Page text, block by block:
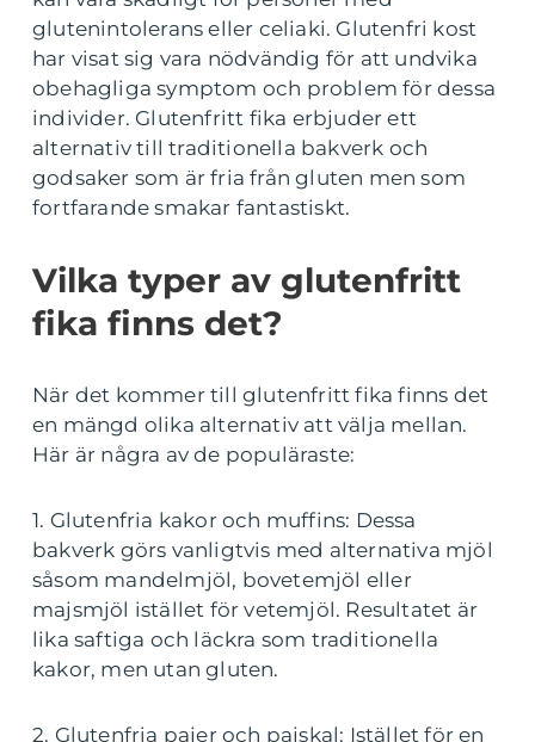
glutenintolerans eller celiaki. Glutenfri kost
har visat sig vara nödvändig för att undvika
obehagliga symptom och problem för dessa
individer. Glutenfritt fika erbjuder ett
alternativ till traditionella bakverk och
godsaker som är fria från gluten men som
fortfarande smakar fantastiskt.
Vilka typer av glutenfritt
fika finns det?
När det kommer till glutenfritt fika finns det
en mängd olika alternativ att välja mellan.
Här är några av de populäraste:
1. Glutenfria kakor och muffins: Dessa
bakverk görs vanligtvis med alternativa mjöl
såsom mandelmjöl, bovetemjöl eller
majsmjöl istället för vetemjöl. Resultatet är
lika saftiga och läckra som traditionella
kakor, men utan gluten.
2. Glutenfria pajer och pajskal: Istället för en